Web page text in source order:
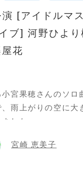
[アイドルマ
ブ] 河野ひより
花
宮果穂さんのソロ
雨上がりの空に大
した。
のは難しいとのこと
で描く素敵なデザ
宮崎 恵美子